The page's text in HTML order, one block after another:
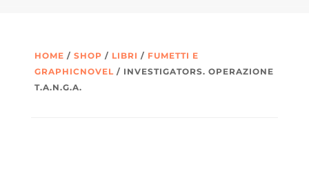
HOME / SHOP / LIBRI / FUMETTI E
GRAPHICNOVEL/ INVESTIGATORS. OPERAZIONE
T.A.N.G.A.